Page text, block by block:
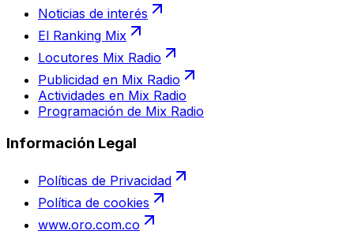
Noticias de interés
El Ranking Mix
Locutores Mix Radio
Publicidad en Mix Radio
Actividades en Mix Radio
Programación de Mix Radio
Información Legal
Políticas de Privacidad
Política de cookies
www.oro.com.co